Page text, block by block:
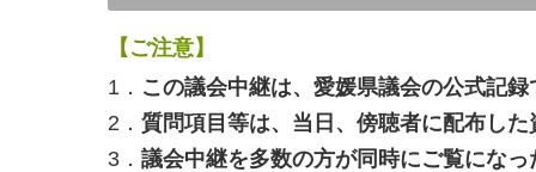
【ご注意】
1． この議会中継は、愛媛県議会の公式記
2． 質問項目等は、当日、傍聴者に配布した
3． 議会中継を多数の方が同時にご覧にな